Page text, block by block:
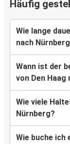
Häufig
Wie lange
nach
Wann ist der
von Den Haag
Wie viele
Nürnberg?
Wie buche ich